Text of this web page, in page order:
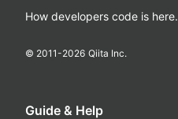
How developers code is here.
© 2011-2026 Qiita Inc.
Guide & Help